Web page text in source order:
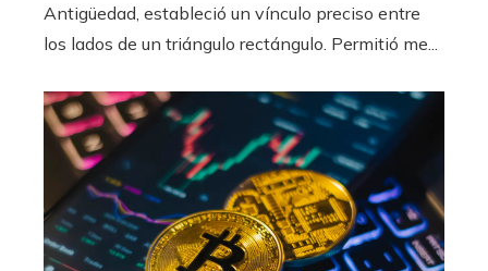
Antigüedad, estableció un vínculo preciso entre
los lados de un triángulo rectángulo. Permitió me...